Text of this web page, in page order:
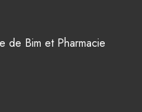
de Bim et Pharmacie